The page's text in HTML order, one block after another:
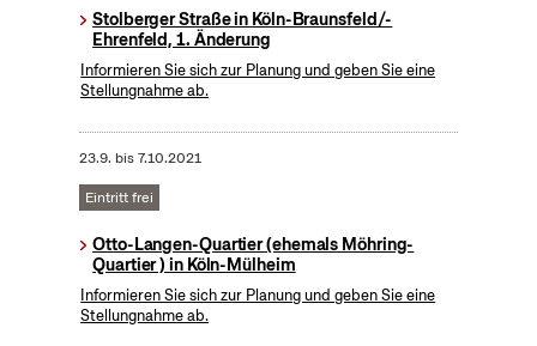
Stolberger Straße in Köln-Braunsfeld/-
Ehrenfeld, 1. Änderung
Informieren Sie sich zur Planung und geben Sie eine
Stellungnahme ab.
23.9. bis7.10.2021
Eintritt frei
Otto-Langen-Quartier (ehemals Möhring-
Quartier ) in Köln-Mülheim
Informieren Sie sich zur Planung und geben Sie eine
Stellungnahme ab.